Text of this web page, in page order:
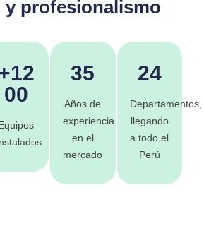
y profesionalismo
00
35
Años de
experiencia
en el
mercado
24
Departamentos,
llegando
a todo el
Perú